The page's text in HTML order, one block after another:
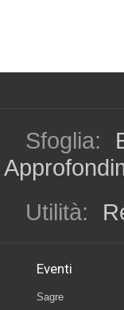
Sfoglia:
Utilità:
Eventi
Sagre